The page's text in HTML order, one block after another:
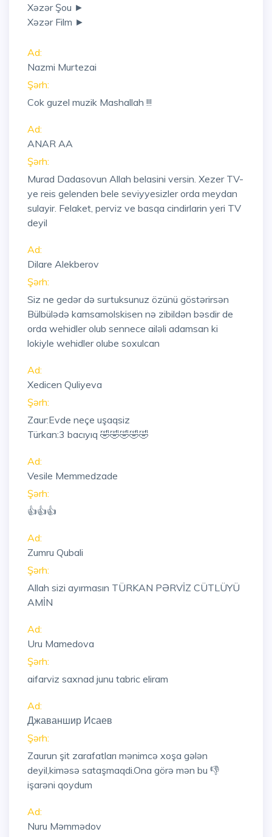
Xəzər Şou ►
Xəzər Film ►
Ad:
Nazmi Murtezai
Şərh:
Cok guzel muzik Mashallah !!!
Ad:
ANAR AA
Şərh:
Murad Dadasovun Allah belasini versin. Xezer TV-
ye reis gelenden bele seviyyesizler orda meydan
sulayir. Felaket, perviz ve basqa cindirlarin yeri TV
deyil
Ad:
Dilare Alekberov
Şərh:
Siz ne gedər də surtuksunuz özünü göstərirsən
Bülbülədə kamsamolskisen nə zibildən bəsdir de
orda wehidler olub sennece ailəli adamsan ki
lokiyle wehidler olube soxulcan
Ad:
Xedicen Quliyeva
Şərh:
Zaur:Evde neçe uşaqsiz
Türkan:3 bacıyıq 🤣🤣🤣🤣🤣
Ad:
Vesile Memmedzade
Şərh:
👍👍👍
Ad:
Zumru Qubali
Şərh:
Allah sizi ayırmasın TÜRKAN PƏRVİZ CÜTLÜYÜ
AMİN
Ad:
Uru Mamedova
Şərh:
aifarviz saxnad junu tabric eliram
Ad:
Джаваншир Исаев
Şərh:
Zaurun şit zarafatları mənimcə xoşa gələn
deyil,kiməsə sataşmaqdi.Ona görə mən bu 👎
işarəni qoydum
Ad:
Nuru Məmmədov